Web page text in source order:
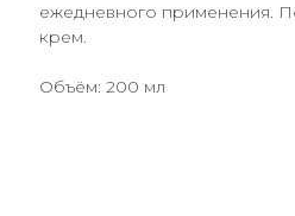
ежедневного применения.
крем.
Объём: 200 мл